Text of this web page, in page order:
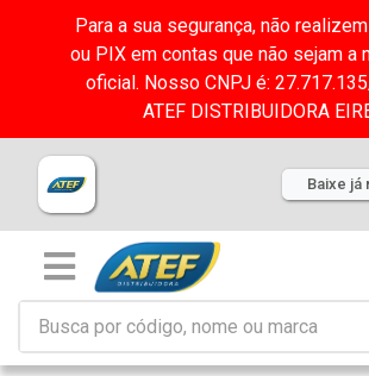
Para a sua segurança, não
ou PIX em contas que não sejam a
oficial. Nosso CNPJ é:
ATEF DISTRIBUIDORA
Baixe já